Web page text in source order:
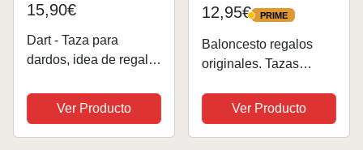
15,90€
Dart - Taza para
dardos, idea de regalo,
de la NBA (blanco y
negro)
Ver Producto
12,95€ PRIME
PRIME
Baloncesto regalos
originales. Tazas
Regalo entrenador.
Regalos baloncesto.
Taza cerámica 330 ml.
Ver Producto